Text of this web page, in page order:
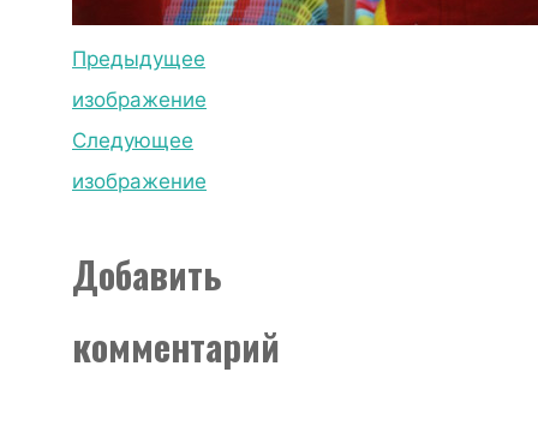
Предыдущее
изображение
Следующее
изображение
Добавить
комментарий